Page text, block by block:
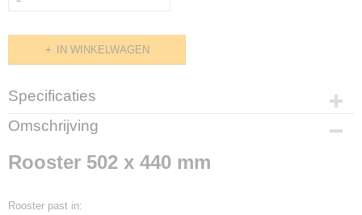
IN WINKELWAGEN
Specificaties
Productcode
Afmetingen (l,b,h)
Omschrijving
Rooster 502 x 440 mm
Rooster past in: